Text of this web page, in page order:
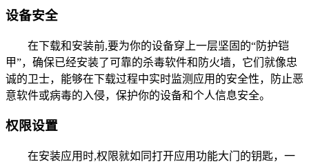
设备安全
在下载和安装前,要为你的设备穿上一层坚固的“防护铠
甲”，确保已经安装了可靠的杀毒软件和防火墙，它们就像忠
诚的卫士，能够在下载过程中实时监测应用的安全性，防止恶
意软件或病毒的入侵，保护你的设备和个人信息安全。
权限设置
在安装应用时,权限就如同打开应用功能大门的钥匙，一